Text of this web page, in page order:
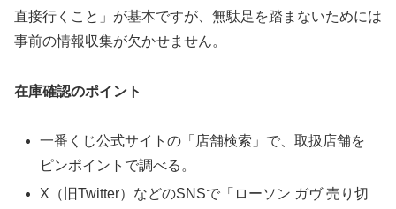
直接行くこと」が基本ですが、無駄足を踏まないためには
事前の情報収集が欠かせません。
在庫確認のポイント
一番くじ公式サイトの「店舗検索」で、取扱店舗を
ピンポイントで調べる。
X（旧Twitter）などのSNSで「ローソン ガヴ 売り切